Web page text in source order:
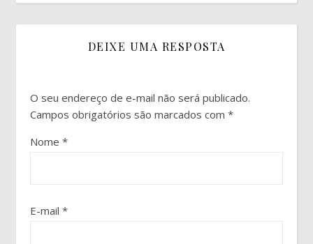
DEIXE UMA RESPOSTA
O seu endereço de e-mail não será publicado.
Campos obrigatórios são marcados com *
Nome *
E-mail *